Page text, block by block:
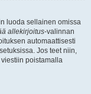
luoda sellainen omissa
allekirjoitus-valinnan
automaattisesti
Jos teet niin,
poistamalla